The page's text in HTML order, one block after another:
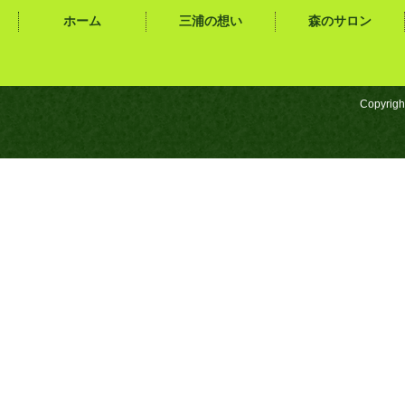
ホーム 三浦の想い 森のサロン